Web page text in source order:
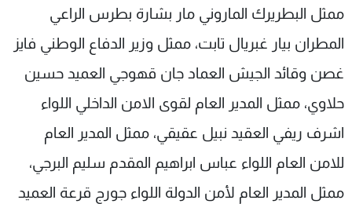
ممثل البطريرك الماروني مار بشارة بطرس الراعي
المطران بيار غبريال تابت، ممثل وزير الدفاع الوطني فايز
غصن وقائد الجيش العماد جان قهوجي العميد حسين
حلاوي، ممثل المدير العام لقوى الامن الداخلي اللواء
اشرف ريفي العقيد نبيل عقيقي، ممثل المدير العام
للامن العام اللواء عباس ابراهيم المقدم سليم البرجي،
ممثل المدير العام لأمن الدولة اللواء جورج قرعة العميد